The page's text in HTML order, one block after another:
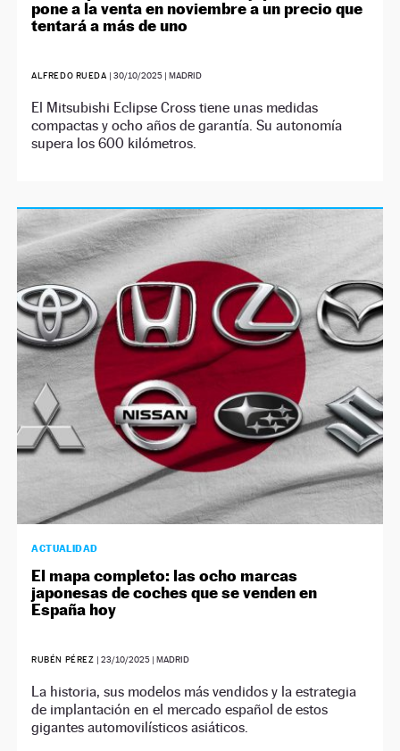
pone a la venta en noviembre a un precio que
tentará a más de uno
ALFREDO RUEDA |30/10/2025 | MADRID
El Mitsubishi Eclipse Cross tiene unas medidas
compactas y ocho años de garantía. Su autonomía
supera los 600 kilómetros.
ACTUALIDAD
El mapa completo: las ocho marcas
japonesas de coches que se venden en
España hoy
RUBÉN PÉREZ |23/10/2025 | MADRID
La historia, sus modelos más vendidos y la estrategia
de implantación en el mercado español de estos
gigantes automovilísticos asiáticos.